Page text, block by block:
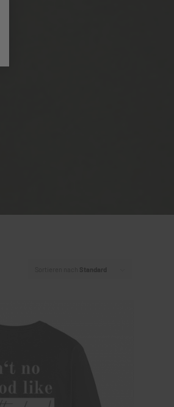
Standard